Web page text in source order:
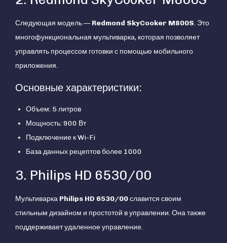
Следующая модель — Redmond SkyCooker M800S. Это
многофункциональная мультиварка, которая позволяет
управлять процессом готовки с помощью мобильного
приложения.
Основные характеристики:
Объем: 5 литров
Мощность: 900 Вт
Подключение к Wi-Fi
База данных рецептов более 1000
3. Philips HD 6530/00
Мультиварка Philips HD 6530/00славится своим
стильным дизайном и простотой в управлении. Она также
поддерживает удаленное управление.